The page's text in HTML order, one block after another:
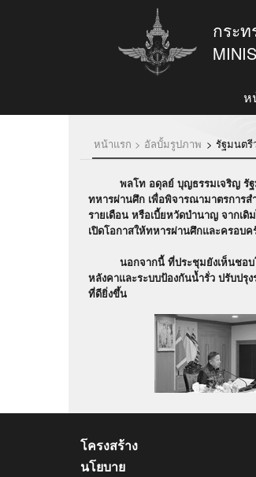
กระ
ห
หน้าแรก > อัลบั้มรูปภาพ > รัฐมนต
พลโท อดุลย์ บุญธรรมเจริญ รัฐมน
ทหารผ่านศึก เพื่อพิจารณามาตรการส
รายเดือน หรือเบี้ยหวัดบำนาญ จากเ
เปิดโอกาสให้ทหารผ่านศึกและครอบ
นอกจากนี้ ที่ประชุมยังเห็นชอบโค
หลังคาและระบบป้องกันน้ำรั่ว ปรับป
ที่ดียิ่งขึ้น
โครงสร้าง
นโยบาย